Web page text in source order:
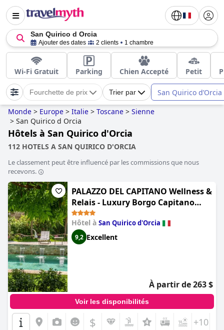
San Quirico d Orcia
Ajouter des dates 2 clients 1 chambre
Wi-Fi Gratuit Parking Chien Accepté Petit
Fourchette de prix Trier par San Quirico dʼOrcia
Monde > Europe > Italie > Toscane > Sienne
> San Quirico d Orcia
Hôtels à San Quirico d'Orcia
112 HOTELS A SAN QUIRICO D'ORCIA
Le classement peut être influencé par les commissions que nous
recevons.
PALAZZO DEL CAPITANO Wellness &
Relais - Luxury Borgo Capitano
Collection
Hôtel à San Quirico d'Orcia
9,2 Excellent
À partir de 263 $
Voir les disponibilités
$ +10